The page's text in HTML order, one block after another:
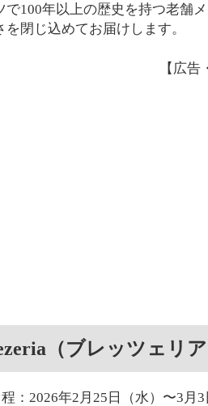
で100年以上の歴史を持つ老舗
を閉じ込めてお届けします。
【広告
（ブレッツェリア
程：2026年2月25日（水）〜3月3